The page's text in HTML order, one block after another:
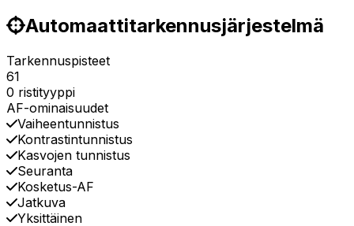
Automaattitarkennusjärjestelmä
Tarkennuspisteet
61
0 ristityyppi
AF-ominaisuudet
Vaiheentunnistus
Kontrastintunnistus
Kasvojen tunnistus
Seuranta
Kosketus-AF
Jatkuva
Yksittäinen